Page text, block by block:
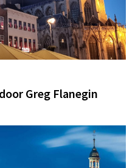
Greg Flanegin